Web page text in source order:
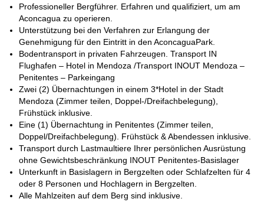
Auf diesem unvergesslichen Abenteuer brechen wir zu einer40
km langenWanderung zum
drei Tage dauern wird. Dort angekommen, steigen wir zum Gipfel
des Cerro Bonete (5000 m) auf und genießen die herrliche
Aussicht auf den Aconcagua. Danach beginnen wir den Aufstieg
zu unserem Hauptziel: dem Aconcagua-Gipfel. Der letzte Teil der
Expedition besteht darin, jeden Tag ein wenig höher zu gehen
und die Nacht in verschiedenen Hochlagern zu verbringen.
Dieses Programm wurde entwickelt, um den realen
Anforderungen einer Aconcagua-Wanderung gerecht zu werden,
einschließlich einiger zusätzlicher Ruhetage für den Fall, dass
das Wetter schlecht ist oder wir mehr Zeit zur Erholung
benötigen. Eine Art von weißem Wind ist am Aconcagua sehr
häufig und kann den Aufstieg erschweren. Wenn dies passiert,
nutzen wir unsere zusätzlichen Tage, um unsere Chancen auf
das Erreichen des Gipfels zu erhöhen.
Professioneller Bergführer. Erfahren und qualifiziert, um am
Aconcagua zu operieren.
Unterstützung bei den Verfahren zur Erlangung der
Genehmigung für den Eintritt in den AconcaguaPark.
Bodentransport in privaten Fahrzeugen. Transport IN
Flughafen – Hotel in Mendoza /Transport INOUT Mendoza –
Penitentes – Parkeingang
Zwei (2) Übernachtungen in einem 3*Hotel in der Stadt
Mendoza (Zimmer teilen, Doppel-/Dreifachbelegung),
Frühstück inklusive.
Eine (1) Übernachtung in Penitentes (Zimmer teilen,
Doppel/Dreifachbelegung). Frühstück & Abendessen inklusive.
Transport durch Lastmaultiere Ihrer persönlichen Ausrüstung
ohne Gewichtsbeschränkung INOUT Penitentes-Basislager
Unterkunft in Basislagern in Bergzelten oder Schlafzelten für 4
oder 8 Personen und Hochlagern in Bergzelten.
Alle Mahlzeiten auf dem Berg sind inklusive.